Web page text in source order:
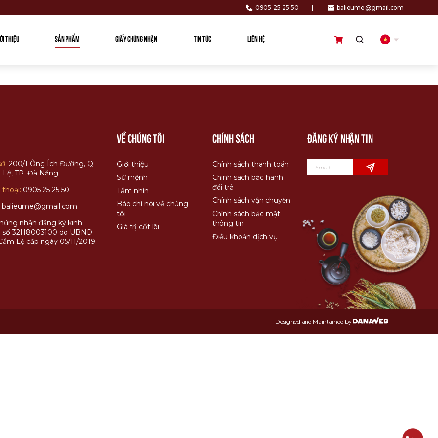
0905 25 25 50 balieume@gmail.com
THIỆU SẢN PHẨM GIẤY CHỨNG NHẬN TIN TỨC LIÊN HỆ
200/1 Ông Ích Đường, Q.
Lệ, TP. Đà Nẵng
0905 25 25 50 -
balieume@gmail.com
nhận đăng ký kinh
số 32H8003100 do UBND
Lệ cấp ngày 05/11/2019.
Về chúng tôi
Giới thiệu
Sứ mệnh
Tầm nhìn
Báo chí nói về chúng
tôi
Giá trị cốt lõi
Chính sách
Chính sách thanh toán
Chính sách bảo hành
đổi trả
Chính sách vận chuyển
Chính sách bảo mật
thông tin
Điều khoản dịch vụ
Đăng ký nhận tin
Designed and Maintained by